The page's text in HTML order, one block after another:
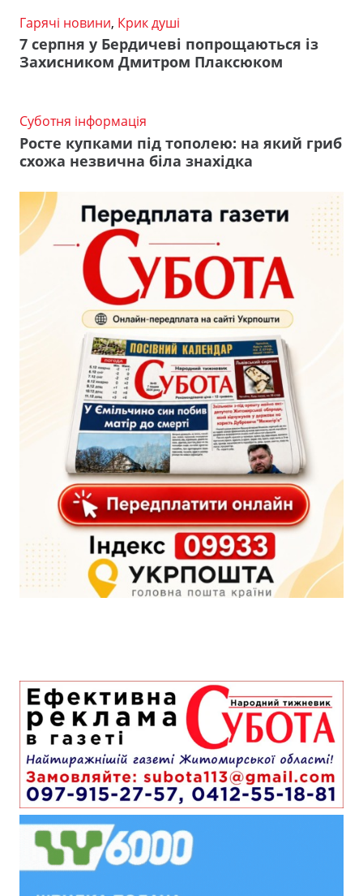
Гарячі новини, Крик душі
7 серпня у Бердичеві попрощаються із
Захисником Дмитром Плаксюком
Суботня інформація
Росте купками під тополею: на який гриб
схожа незвична біла знахідка